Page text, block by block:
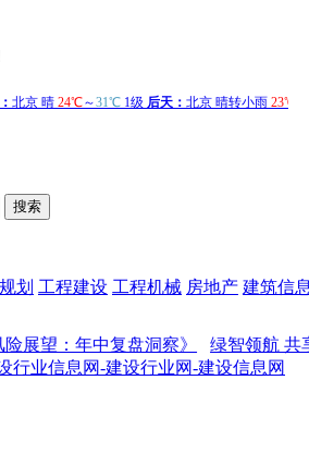
搜索
划 工程建设 工程机械 房地产 建筑信
：年中复盘洞察》 绿智领航 共享卓